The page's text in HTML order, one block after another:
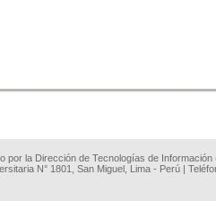
por la Dirección de Tecnologías de
N° 1801, San Miguel, Lima - Perú |